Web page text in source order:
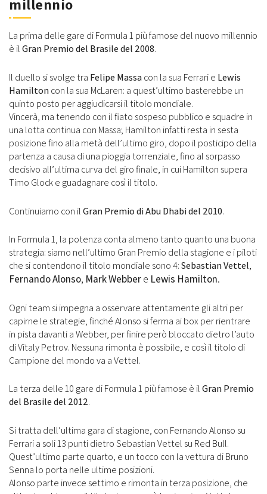
millennio
La prima delle gare di Formula 1 più famose del nuovo millennio
è ilGran Premio del Brasile del 2008.
Il duello si svolge tra Felipe Massacon la sua Ferrari e Lewis
Hamiltoncon la sua McLaren: a quest’ultimo basterebbe un
quinto posto per aggiudicarsi il titolo mondiale.
Vincerà, ma tenendo con il fiato sospeso pubblico e squadre in
una lotta continua con Massa; Hamilton infatti resta in sesta
posizione fino alla metà dell’ultimo giro, dopo il posticipo della
partenza a causa di una pioggia torrenziale, fino al sorpasso
decisivo all’ultima curva del giro finale, in cui Hamilton supera
Timo Glock e guadagnare così il titolo.
Continuiamo con ilGran Premio di Abu Dhabi del 2010.
In Formula 1, la potenza conta almeno tanto quanto una buona
strategia: siamo nell’ultimo Gran Premio della stagione e i piloti
che si contendono il titolo mondiale sono 4:Sebastian Vettel,
Fernando Alonso, Mark Webbere Lewis Hamilton.
Ogni team si impegna a osservare attentamente gli altri per
capirne le strategie, finché Alonso si ferma ai box per rientrare
in pista davanti a Webber, per finire però bloccato dietro l’auto
di Vitaly Petrov. Nessuna rimonta è possibile, e così il titolo di
Campione del mondo va a Vettel.
La terza delle 10 gare di Formula 1 più famose è ilGran Premio
del Brasile del 2012.
Si tratta dell’ultima gara di stagione, con Fernando Alonso su
Ferrari a soli 13 punti dietro Sebastian Vettel su Red Bull.
Quest’ultimo parte quarto, e un tocco con la vettura di Bruno
Senna lo porta nelle ultime posizioni.
Alonso parte invece settimo e rimonta in terza posizione, che